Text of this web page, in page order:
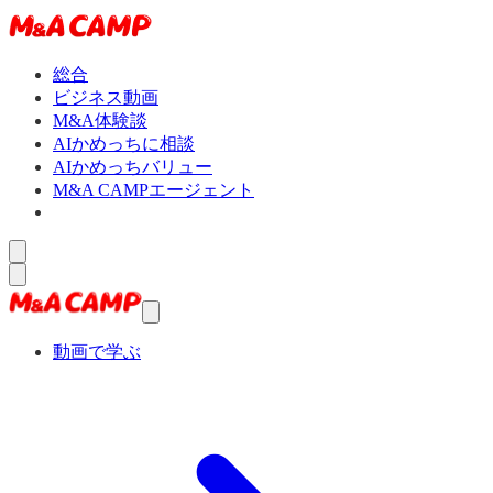
総合
ビジネス動画
M&A体験談
AIかめっちに相談
AIかめっちバリュー
M&A CAMPエージェント
動画で学ぶ